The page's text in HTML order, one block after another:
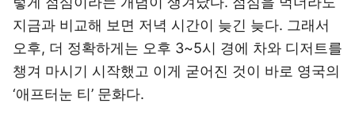
지금과 비교해 보면 저녁 시간이 늦긴 늦다. 그래서
오후, 더 정확하게는 오후 3~5시 경에 차와 디저트를
챙겨 마시기 시작했고 이게 굳어진 것이 바로 영국의
‘애프터눈 티’ 문화다.